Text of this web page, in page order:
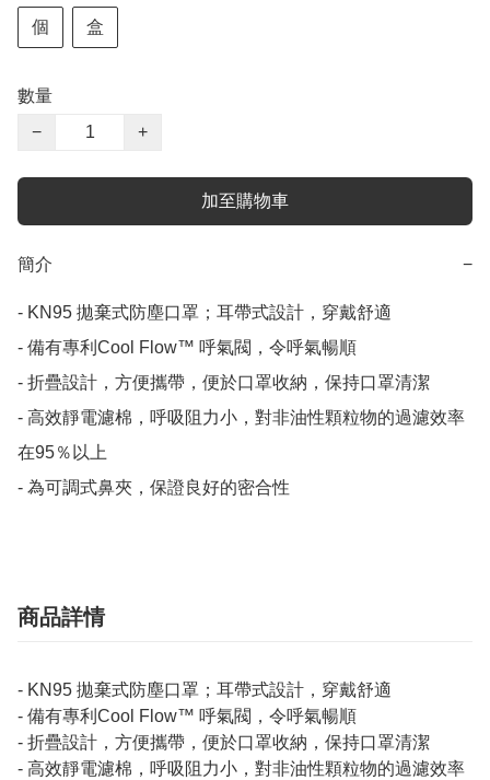
個 盒
數量
−
+
加至購物車
簡介 −
- KN95 拋棄式防塵口罩；耳帶式設計，穿戴舒適
- 備有專利Cool Flow™ 呼氣閥，令呼氣暢順
- 折疊設計，方便攜帶，便於口罩收納，保持口罩清潔
- 高效靜電濾棉，呼吸阻力小，對非油性顆粒物的過濾效率
在95％以上
- 為可調式鼻夾，保證良好的密合性
商品詳情
- KN95 拋棄式防塵口罩；耳帶式設計，穿戴舒適
- 備有專利Cool Flow™ 呼氣閥，令呼氣暢順
- 折疊設計，方便攜帶，便於口罩收納，保持口罩清潔
- 高效靜電濾棉，呼吸阻力小，對非油性顆粒物的過濾效率